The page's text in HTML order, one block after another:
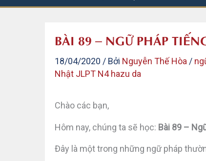
BÀI 89 – NGỮ PHÁP
18/04/2020 / Bởi Nguyễn Thế Hòa /
Nhật JLPT N4 hazu da
Chào các bạn,
Hôm nay, chúng ta sẽ học: Bài 89 –
Đây là một trong những ngữ pháp